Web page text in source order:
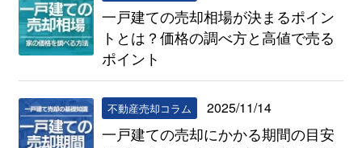
一戸建ての売却相場が決まるポイン
トとは？価格の調べ方と高値で売る
ポイント
不動産売却コラム 2025/11/14
一戸建ての売却にかかる期間の目安